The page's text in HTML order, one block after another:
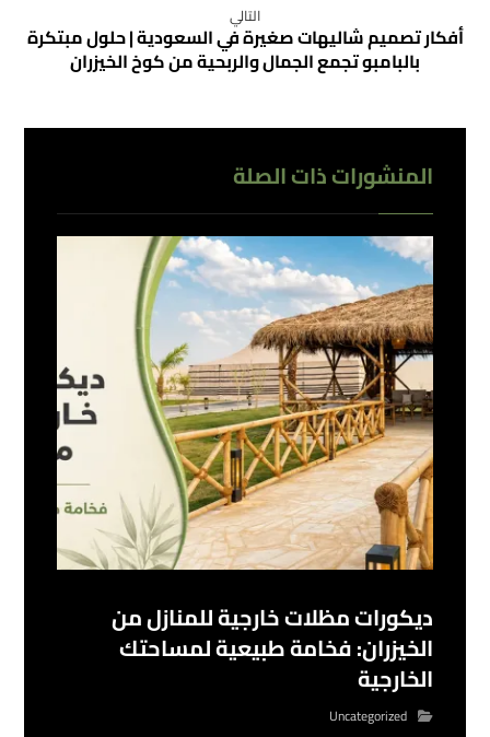
التالي
أفكار تصميم شاليهات صغيرة في السعودية | حلول مبتكرة
بالبامبو تجمع الجمال والربحية من كوخ الخيزران
المنشورات ذات الصلة
ديكورات مظلات خارجية للمنازل من
الخيزران: فخامة طبيعية لمساحتك
الخارجية
Uncategorized